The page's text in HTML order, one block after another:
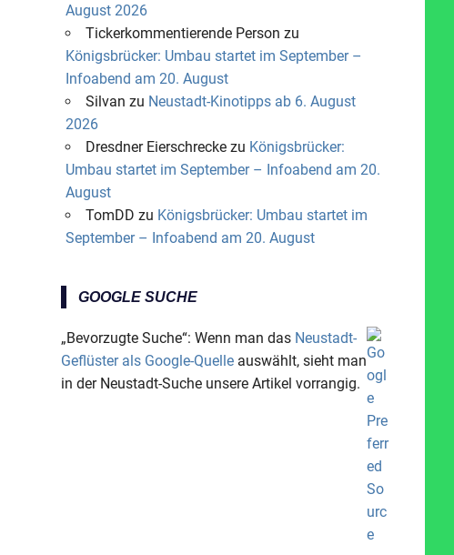
August 2026
Tickerkommentierende Person zu
Königsbrücker: Umbau startet im September –
Infoabend am 20. August
Silvan zu Neustadt-Kinotipps ab 6. August
2026
Dresdner Eierschreckezu Königsbrücker:
Umbau startet im September – Infoabend am 20.
August
TomDD zu Königsbrücker: Umbau startet im
September – Infoabend am 20. August
GOOGLE SUCHE
„Bevorzugte Suche“: Wenn man das Neustadt-
Geflüster als Google-Quelle auswählt, sieht man
in der Neustadt-Suche unsere Artikel vorrangig.